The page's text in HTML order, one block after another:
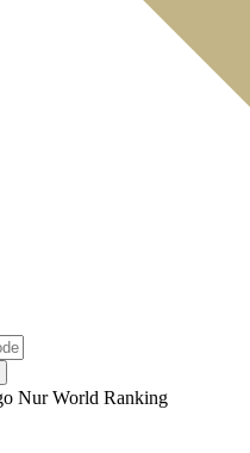
Nur World Ranking